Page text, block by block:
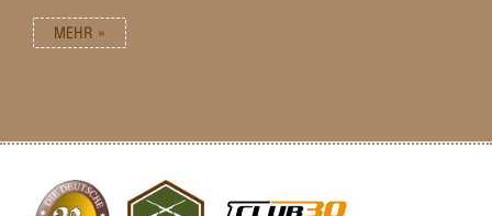
MEHR »